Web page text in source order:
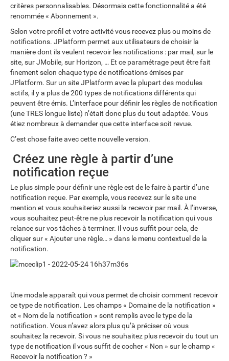
critères personnalisables. Désormais cette fonctionnalité a été
renommée « Abonnement ».
Selon votre profil et votre activité vous recevez plus ou moins de
notifications. JPlatform permet aux utilisateurs de choisir la
manière dont ils veulent recevoir les notifications : par mail, sur le
site, sur JMobile, sur Horizon, … Et ce paramétrage peut être fait
finement selon chaque type de notifications émises par
JPlatform. Sur un site JPlatform avec la plupart des modules
actifs, il y a plus de 200 types de notifications différents qui
peuvent être émis. L’interface pour définir les règles de notification
(une TRES longue liste) n’était donc plus du tout adaptée. Vous
étiez nombreux à demander que cette interface soit revue.
C’est chose faite avec cette nouvelle version.
Créez une règle à partir d’une
notification reçue
Le plus simple pour définir une règle est de le faire à partir d’une
notification reçue. Par exemple, vous recevez sur le site une
mention et vous souhaiteriez aussi la recevoir par mail. À l’inverse,
vous souhaitez peut-être ne plus recevoir la notification qui vous
relance sur vos tâches à terminer. Il vous suffit pour cela, de
cliquer sur « Ajouter une règle… » dans le menu contextuel de la
notification.
Une modale apparaît qui vous permet de choisir comment recevoir
ce type de notification. Les champs « Domaine de la notification »
et « Nom de la notification » sont remplis avec le type de la
notification. Vous n’avez alors plus qu’à préciser où vous
souhaitez la recevoir. Si vous ne souhaitez plus recevoir du tout un
type de notification il vous suffit de cocher « Non » sur le champ «
Recevoir la notification ? »